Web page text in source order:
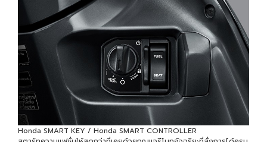
Honda SMART KEY / Honda SMART CONTROLLER